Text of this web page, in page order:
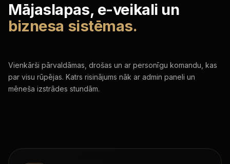
Mājaslapas, e-veikali un
biznesa sistēmas.
Vienkārši pārvaldāmas, drošas un ar personīgu komandu, kas
par visu rūpējas. Katrs risinājums nāk ar admin paneli un
mēneša izstrādes stundām.